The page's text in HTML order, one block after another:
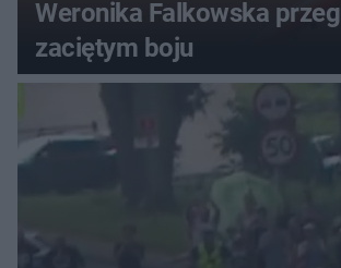
Weronika Falkowska
zaciętym boju